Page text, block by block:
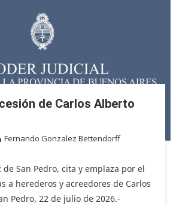
de Carlos Alberto
Fernando Gonzalez Bettendorff
de San Pedro, cita y emplaza por el
a herederos y acreedores de Carlos
Pedro, 22 de julio de 2026.-